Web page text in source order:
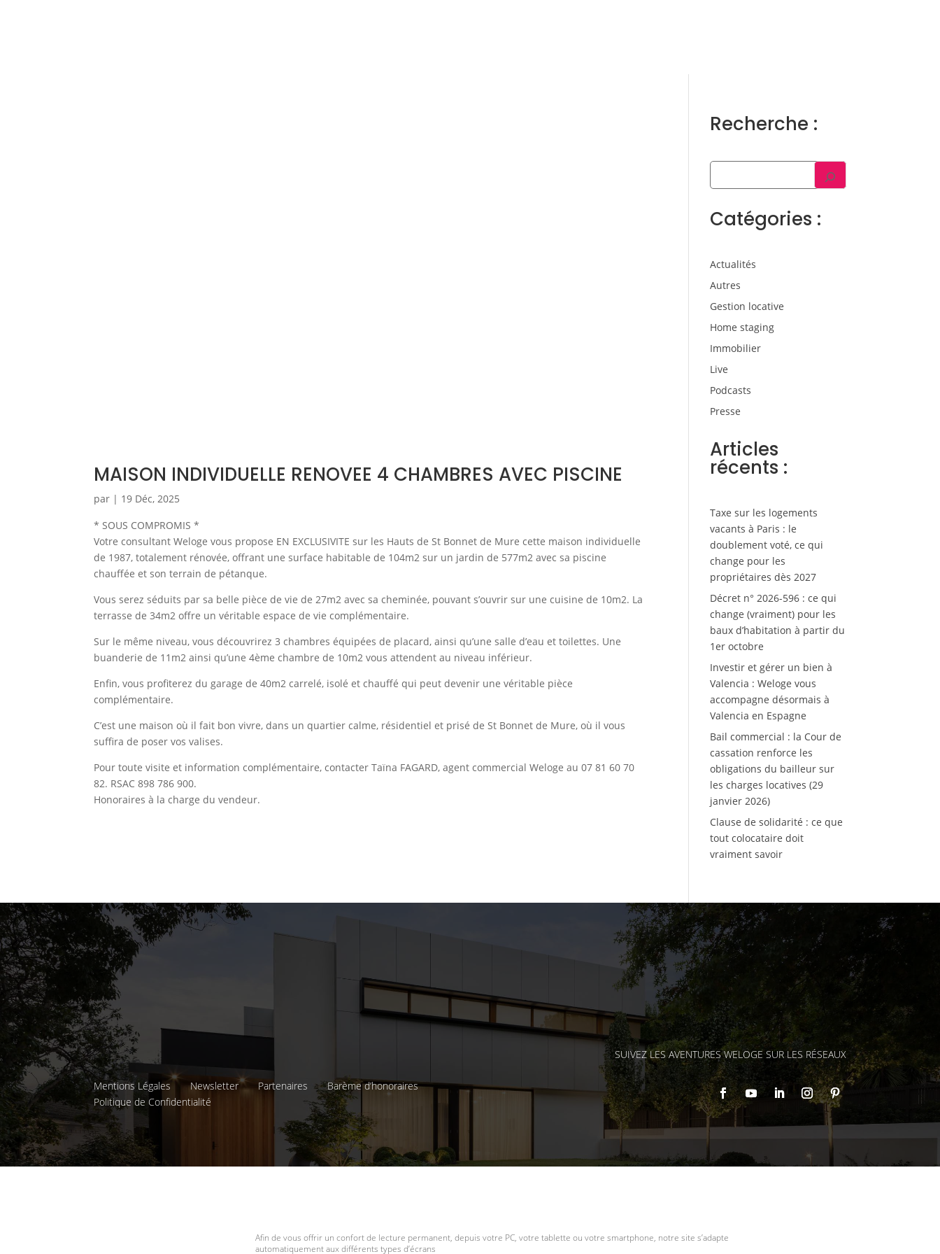
MAISON INDIVIDUELLE RENOVEE 4 CHAMBRES AVEC PISCINE
par | 19 Déc, 2025
* SOUS COMPROMIS *
Votre consultant Weloge vous propose EN EXCLUSIVITE sur les Hauts de St Bonnet de Mure cette maison individuelle
de 1987, totalement rénovée, offrant une surface habitable de 104m2 sur un jardin de 577m2 avec sa piscine
chauffée et son terrain de pétanque.
Vous serez séduits par sa belle pièce de vie de 27m2 avec sa cheminée, pouvant s’ouvrir sur une cuisine de 10m2. La
terrasse de 34m2 offre un véritable espace de vie complémentaire.
Sur le même niveau, vous découvrirez 3 chambres équipées de placard, ainsi qu’une salle d’eau et toilettes. Une
buanderie de 11m2 ainsi qu’une 4ème chambre de 10m2 vous attendent au niveau inférieur.
Enfin, vous profiterez du garage de 40m2 carrelé, isolé et chauffé qui peut devenir une véritable pièce
complémentaire.
C’est une maison où il fait bon vivre, dans un quartier calme, résidentiel et prisé de St Bonnet de Mure, où il vous
suffira de poser vos valises.
Pour toute visite et information complémentaire, contacter Taïna FAGARD, agent commercial Weloge au 07 81 60 70
82. RSAC 898 786 900.
Honoraires à la charge du vendeur.
Recherche :
Catégories :
Actualités
Autres
Gestion locative
Home staging
Immobilier
Live
Podcasts
Presse
Articles
récents :
Taxe sur les logements
vacants à Paris : le
doublement voté, ce qui
change pour les
propriétaires dès 2027
Décret n° 2026-596 : ce qui
change (vraiment) pour les
baux d’habitation à partir du
1er octobre
Investir et gérer un bien à
Valencia : Weloge vous
accompagne désormais à
Valencia en Espagne
Bail commercial : la Cour de
cassation renforce les
obligations du bailleur sur
les charges locatives (29
janvier 2026)
Clause de solidarité : ce que
tout colocataire doit
vraiment savoir
Mentions Légales Newsletter Partenaires
Barème d’honoraires
Politique de Confidentialité
SUIVEZ LES AVENTURES WELOGE SUR LES RÉSEAUX
Afin de vous offrir un confort de lecture permanent, depuis votre PC, votre tablette ou votre smartphone, notre site s’adapte
automatiquement aux différents types d’écrans